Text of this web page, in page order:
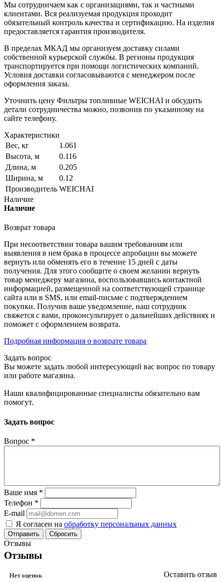
Мы сотрудничаем как с организациями, так и частными
клиентами. Вся реализуемая продукция проходит
обязательный контроль качества и сертификацию. На изделия
предоставляется гарантия производителя.
В пределах МКАД мы организуем доставку силами
собственной курьерской службы. В регионы продукция
транспортируется при помощи логистических компаний.
Условия доставки согласовываются с менеджером после
оформления заказа.
Уточнить цену Фильтры топливные WEICHAI и обсудить
детали сотрудничества можно, позвонив по указанному на
сайте телефону.
Характеристики
Вес, кг
1.061
Высота, м
0.116
Длина, м
0.205
Ширина, м
0.12
Производитель WEICHAI
Наличие
Наличие
Возврат товара
При несоответствии товара вашим требованиям или
выявления в нем брака в процессе апробации вы можете
вернуть или обменять его в течение 15 дней с даты
получения. Для этого сообщите о своем желании вернуть
товар менеджеру магазина, воспользовавшись контактной
информацией, размещенной на соответствующей странице
сайта или в SMS, или email-письме с подтверждением
покупки. Получив ваше уведомление, наш сотрудник
свяжется с вами, проконсультирует о дальнейших действиях и
поможет с оформлением возврата.
Подробная информация о возврате товара
Задать вопрос
Вы можете задать любой интересующий вас вопрос по товару
или работе магазина.
Наши квалифицированные специалисты обязательно вам
помогут.
Задать вопрос
Вопрос *
Ваше имя *
Телефон *
E-mail
Я согласен на обработку персональных данных
Сбросить
Отзывы
Отзывы
Нет оценок Оставить отзыв